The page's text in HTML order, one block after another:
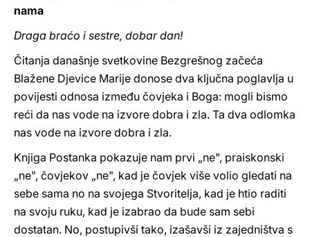
nama
Draga braćo i sestre, dobar dan!
Čitanja današnje svetkovine Bezgrešnog začeća
Blažene Djevice Marije donose dva ključna poglavlja u
povijesti odnosa između čovjeka i Boga: mogli bismo
reći da nas vode na izvore dobra i zla. Ta dva odlomka
nas vode na izvore dobra i zla.
Knjiga Postanka pokazuje nam prvi „ne", praiskonski
„ne", čovjekov „ne", kad je čovjek više volio gledati na
sebe sama no na svojega Stvoritelja, kad je htio raditi
na svoju ruku, kad je izabrao da bude sam sebi
dostatan. No, postupivši tako, izašavši iz zajedništva s